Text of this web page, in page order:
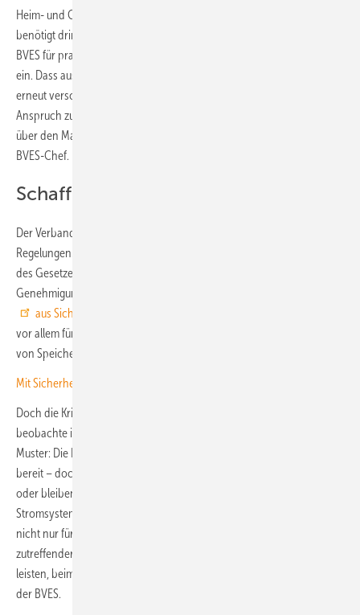
Heim- und Gewerbespeichern ausgebremst. Denn die Branche
benötigt dringend Planungssicherheit. „Seit Jahren setzt sich der
BVES für praxistaugliche Regeln zur Marktintegration von Speichern
ein. Dass ausgerechnet dieses für die Branche zentrale Verfahren
erneut verschoben wird, lässt die Politik hinter ihrem eigenen
Anspruch zurückbleiben, die Transformation unseres Energiesystems
über den Markt zu lösen. Worten müssen Taten folgen“, wettert der
BVES-Chef.
Schaffung von Flexibilitäten verpasst
Der Verband kritisiert aber auch weitere, längst fällige gesetzliche
Regelungen. So bleibe der am 1. Juli 2026 endlich vorgelegte Entwurf
des Gesetzes zur Beschleunigung der Planungs- und
Genehmigungsverfahren für mehr Flexibilität im Stromsystem (FlexBG)
aus Sicht des Verbandes hinter seinem Anspruch zurück
vor allem für die vorgesehenen Regelungen zur Baubeschleunigung
von Speichern.
Mit Sicherheit mehr Rendite: Batteriespeicher im Praxiseinsatz
Doch die Kritik ist auch grundsätzlicher Natur. Denn der Verband
beobachte in den vergangenen Wochen ein wiederkehrendes
Muster: Die Branche ist bereit zu investieren, die Technologien stehen
bereit – doch regulatorische Entscheidungen werden verschoben
oder bleiben hinter den Anforderungen eines zukunftsfähigen
Stromsystems zurück. Die Beschreibung der derzeitigen Situation
nicht nur für die Speicher-, sondern für alle Energiebranchen könnte
zutreffender nicht ausfallen. Dabei könne es sich Deutschland nicht
leisten, beim Ausbau der Flexibilität weiter Zeit zu verlieren, kritisiert
der BVES.